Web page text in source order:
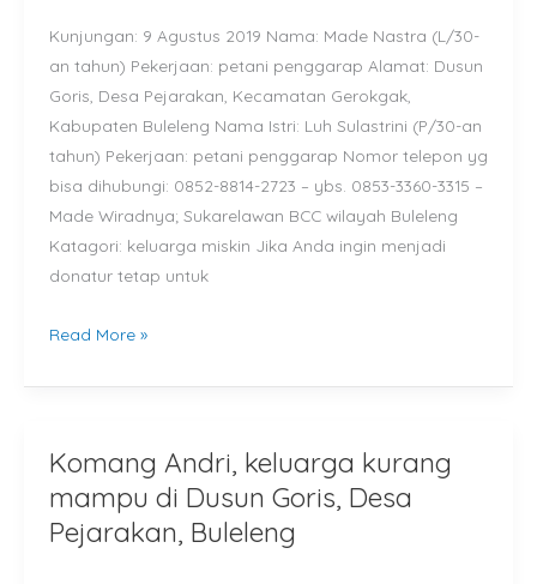
Kunjungan: 9 Agustus 2019 Nama: Made Nastra (L/30-
an tahun) Pekerjaan: petani penggarap Alamat: Dusun
Goris, Desa Pejarakan, Kecamatan Gerokgak,
Kabupaten Buleleng Nama Istri: Luh Sulastrini (P/30-an
tahun) Pekerjaan: petani penggarap Nomor telepon yg
bisa dihubungi: 0852-8814-2723 – ybs. 0853-3360-3315 –
Made Wiradnya; Sukarelawan BCC wilayah Buleleng
Katagori: keluarga miskin Jika Anda ingin menjadi
donatur tetap untuk
Dusun
Goris,
Desa
Pejarakan,
Buleleng
Read More »
Komang Andri, keluarga kurang
mampu di Dusun Goris, Desa
Pejarakan, Buleleng
Komang
Andri,
keluarga
kurang